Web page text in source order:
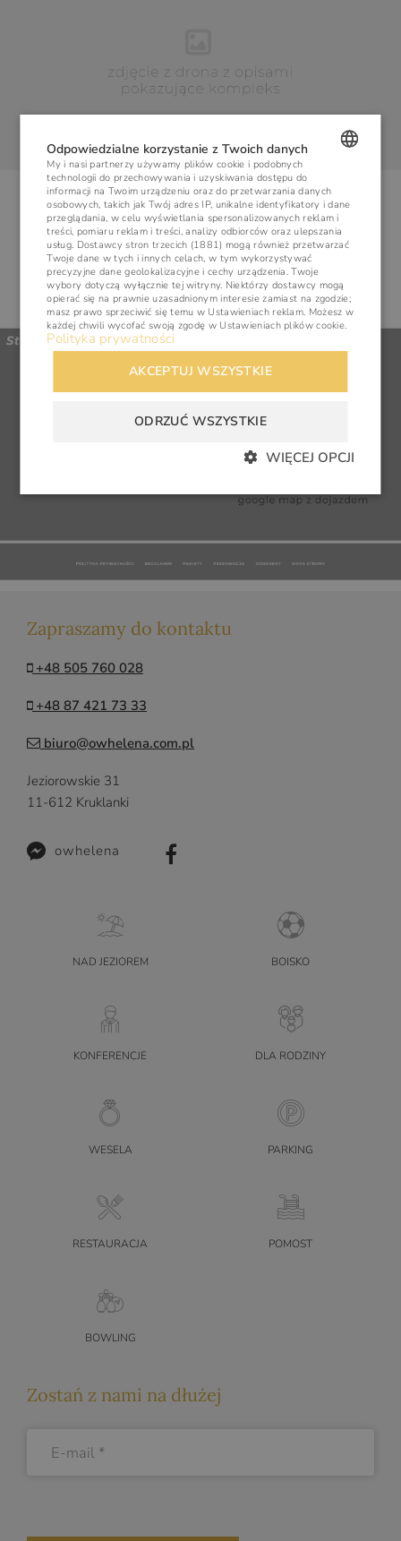
Zapraszamy do kontaktu
+48 505 760 028
+48 87 421 73 33
biuro@owhelena.com.pl
Jeziorowskie 31
11-612 Kruklanki
owhelena
NAD JEZIOREM BOISKO
KONFERENCJE DLA RODZINY
WESELA PARKING
RESTAURACJA POMOST
BOWLING
Zostań z nami na dłużej
POLISH
ENGLISH
GERMAN
CZECH
Odpowiedzialne korzystanie z Twoich danych
My i nasi partnerzy używamy plików cookie i podobnych
technologii do przechowywania i uzyskiwania dostępu do
informacji na Twoim urządzeniu oraz do przetwarzania danych
osobowych, takich jak Twój adres IP, unikalne identyfikatory i dane
przeglądania, w celu wyświetlania spersonalizowanych reklam i
treści, pomiaru reklam i treści, analizy odbiorców oraz ulepszania
usług. Dostawcy stron trzecich (1881) mogą również przetwarzać
Twoje dane w tych i innych celach, w tym wykorzystywać
precyzyjne dane geolokalizacyjne i cechy urządzenia. Twoje
wybory dotyczą wyłącznie tej witryny. Niektórzy dostawcy mogą
opierać się na prawnie uzasadnionym interesie zamiast na zgodzie;
masz prawo sprzeciwić się temu w Ustawieniach reklam. Możesz w
każdej chwili wycofać swoją zgodę w Ustawieniach plików cookie.
Polityka prywatności
AKCEPTUJ WSZYSTKIE
ODRZUĆ WSZYSTKIE
WIĘCEJ OPCJI